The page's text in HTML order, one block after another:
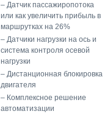
Датчик пассажиропотока
или как увеличить прибыль в
маршрутках на 26%
Датчики нагрузки на ось и
система контроля осевой
нагрузки
Дистанционная блокировка
двигателя
Комплексное решение
автоматизации